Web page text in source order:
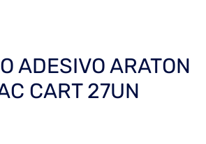
ADESIVO ARATON
CART 27UN